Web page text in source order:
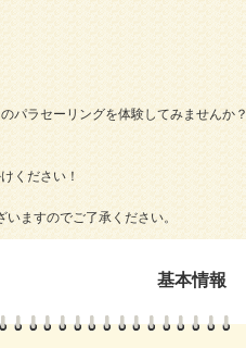
パラセーリングを体験してみませんか？
ください！
ますのでご了承ください。
基本情報